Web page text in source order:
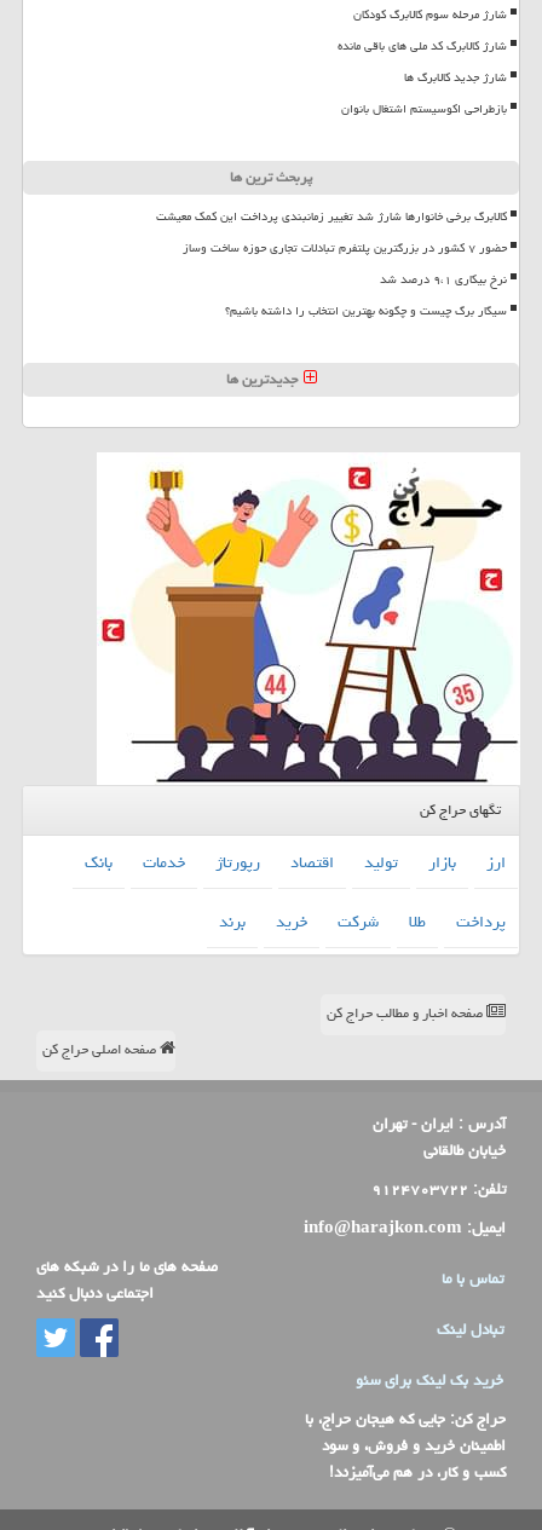
شارژ مرحله سوم کالابرگ کودکان
شارژ کالابرگ کد ملی های باقی مانده
شارژ جدید کالابرگ ها
بازطراحی اکوسیستم اشتغال بانوان
پربحث ترین ها
کالابرگ برخی خانوارها شارژ شد تغییر زمانبندی پرداخت این کمک معیشت
حضور ۷ کشور در بزرگترین پلتفرم تبادلات تجاری حوزه ساخت وساز
نرخ بیکاری ۹،۱ درصد شد
سیگار برگ چیست و چگونه بهترین انتخاب را داشته باشیم؟
جدیدترین ها
تگهای حراج کن
ارز بازار تولید اقتصاد رپورتاژ خدمات
بانك
پرداخت
طلا شركت خرید برند
صفحه اخبار و مطالب حراج کن
صفحه اصلی حراج کن
آدرس : ایران - تهران
خیابان طالقانی
تلفن: ۹۱۲۴۷۰۳۷۲۲
ایمیل: info@harajkon.com
تماس با ما
تبادل لینک
خرید بک لینک برای سئو
حراج کن: جایی که هیجان حراج، با
اطمینان خرید و فروش، و سود
کسب و کار، در هم می‌آمیزند!
صفحه های ما را در شبکه های
اجتماعی دنبال کنید